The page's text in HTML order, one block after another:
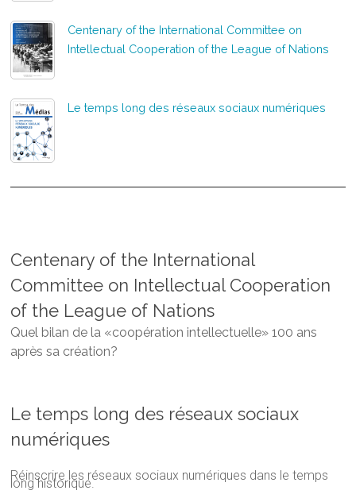
Centenary of the International Committee on
Intellectual Cooperation of the League of Nations
Le temps long des réseaux sociaux numériques
Centenary of the International
Committee on Intellectual Cooperation
of the League of Nations
Quel bilan de la «coopération intellectuelle» 100 ans
après sa création?
Le temps long des réseaux sociaux
numériques
Réinscrire les réseaux sociaux numériques dans le temps
long historique.